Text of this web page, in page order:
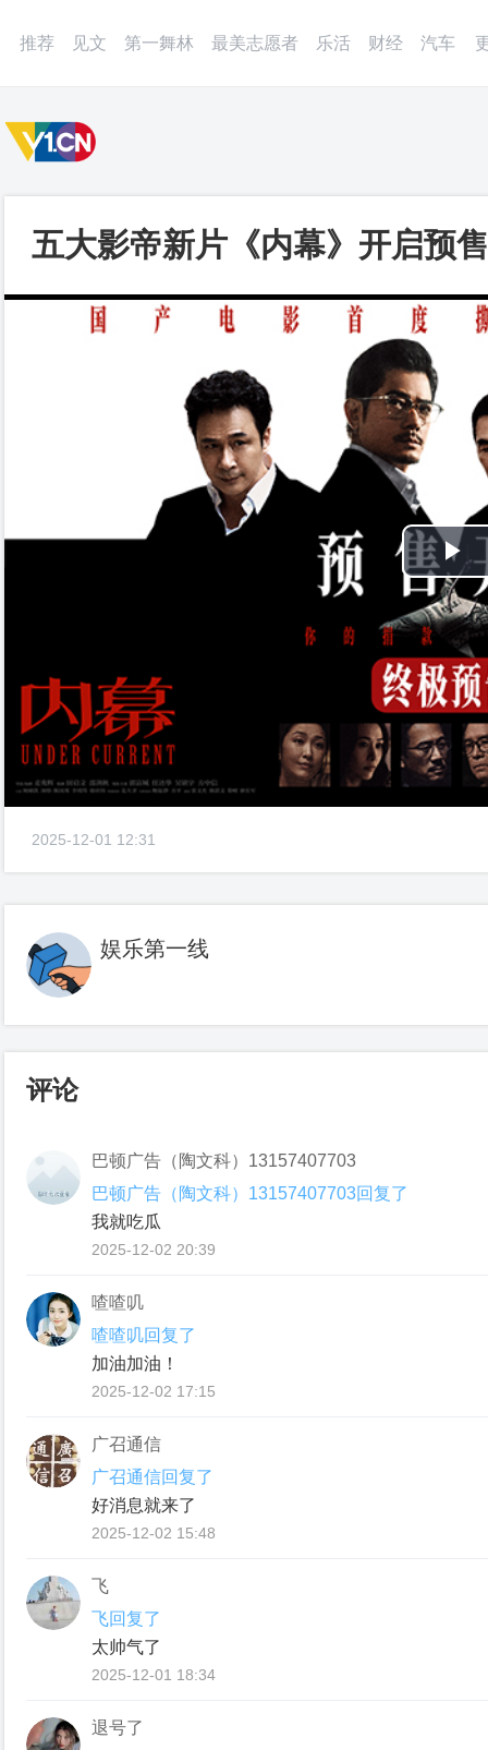
推荐 见文 第一舞林 最美志愿者 乐活 财经 汽车
五大影帝新片《内幕》开启预
骗局_第一视频
2025-12-01 12:31
娱乐第一线
评论
巴顿广告（陶文科）13157407703
巴顿广告（陶文科）13157407703回复了
我就吃瓜
2025-12-02 20:39
喳喳叽
喳喳叽回复了
加油加油！
2025-12-02 17:15
广召通信
广召通信回复了
好消息就来了
2025-12-02 15:48
飞
飞回复了
太帅气了
2025-12-01 18:34
退号了